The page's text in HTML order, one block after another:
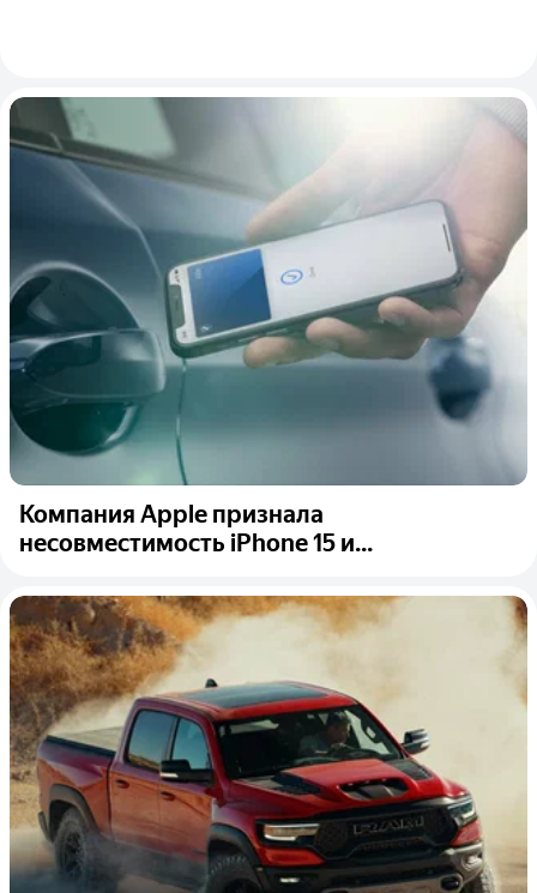
Компания Apple признала
несовместимость iPhone 15 и...